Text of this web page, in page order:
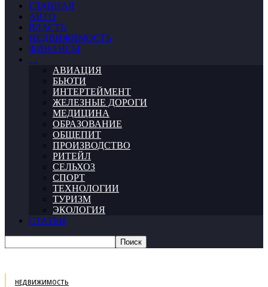
ГЛАВНАЯ
АВТО
ВЛАСТЬ
НЕДВИЖИМОСТЬ
ФИНАНСЫ
…
АВИАЦИЯ
БЬЮТИ
ИНТЕРТЕЙМЕНТ
ЖЕЛЕЗНЫЕ ДОРОГИ
МЕДИЦИНА
ОБРАЗОВАНИЕ
ОБЩЕПИТ
ПРОИЗВОДСТВО
РИТЕЙЛ
СЕЛЬХОЗ
СПОРТ
ТЕХНОЛОГИИ
ТУРИЗМ
ЭКОЛОГИЯ
СТАТЬИ
НЕДВИЖИМОСТЬ